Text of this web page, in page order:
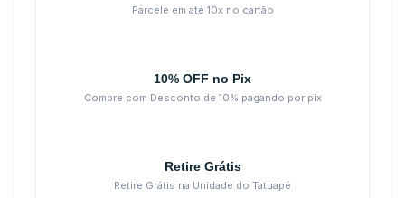
Parcele em até 10x no cartão
10% OFF no Pix
Compre com Desconto de 10% pagando por pix
Retire Grátis
Retire Grátis na Unidade do Tatuapé